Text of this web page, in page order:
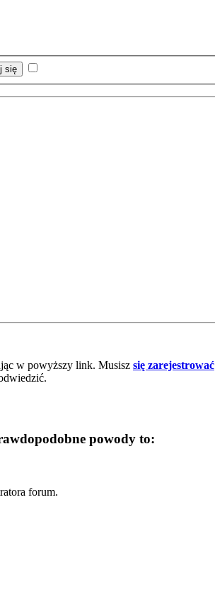
w powyższy link. Musisz się zarejestrować
powody to:
forum.